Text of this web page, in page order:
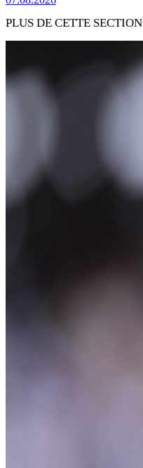
PLUS DE CETTE SECTION